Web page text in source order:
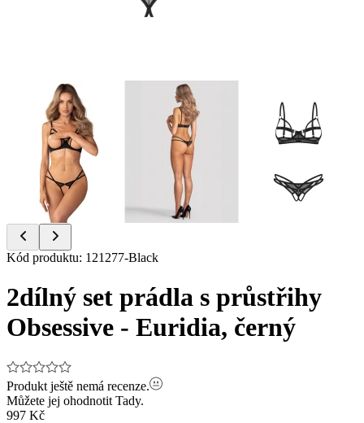
Item
of
4
Kód produktu: 121277-Black
2dílný set prádla s průstřihy
Obsessive - Euridia, černý
Produkt ještě nemá recenze.
Můžete jej ohodnotit Tady.
997 Kč